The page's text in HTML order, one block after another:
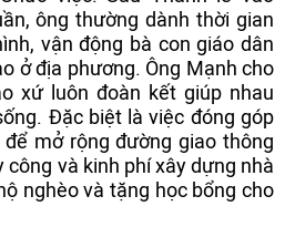
ông thường dành thời gian
vận động bà con giáo dân
ở địa phương. Ông Mạnh cho
xứ luôn đoàn kết giúp nhau
Đặc biệt là việc đóng góp
mở rộng đường giao thông
công và kinh phí xây dựng nhà
nghèo và tặng học bổng cho